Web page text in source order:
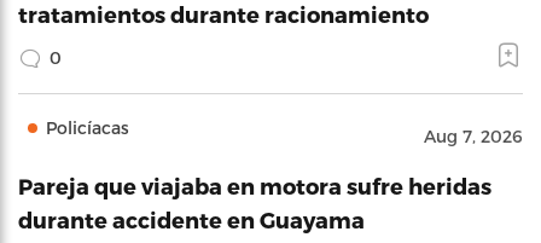
tratamientos durante racionamiento
0
Policíacas Aug 7, 2026
Pareja que viajaba en motora sufre heridas
durante accidente en Guayama